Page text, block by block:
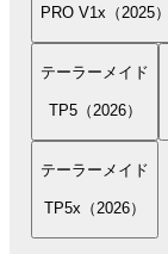
PRO V1x（2025）
テーラーメイド
TP5（2026）
テーラーメイド
TP5x（2026）